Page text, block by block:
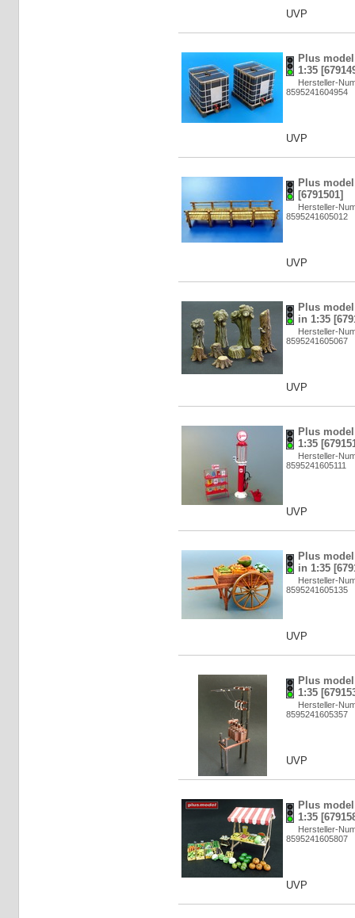
UVP
Plus
1:35
Hersteller-
8595241604954
UVP
Plus
[6791501]
Hersteller-
8595241605012
UVP
Plus
in 1:35
Hersteller-
8595241605067
UVP
Plus
1:35
Hersteller-
8595241605111
UVP
Plus
in 1:35
Hersteller-
8595241605135
UVP
Plus
1:35
Hersteller-
8595241605357
UVP
Plus
1:35
Hersteller-
8595241605807
UVP